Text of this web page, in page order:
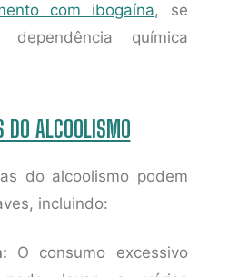
com ibogaína, se
dependência química
DO ALCOOLISMO
do alcoolismo podem
incluindo:
O consumo excessivo